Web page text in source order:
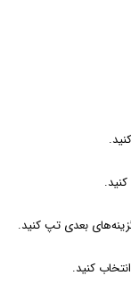
بعدی تپ کنید.
کنید.